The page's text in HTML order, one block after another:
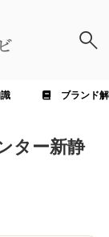
ブランド
ター新静